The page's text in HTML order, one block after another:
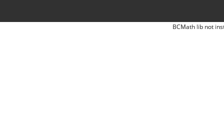
BCMath lib not